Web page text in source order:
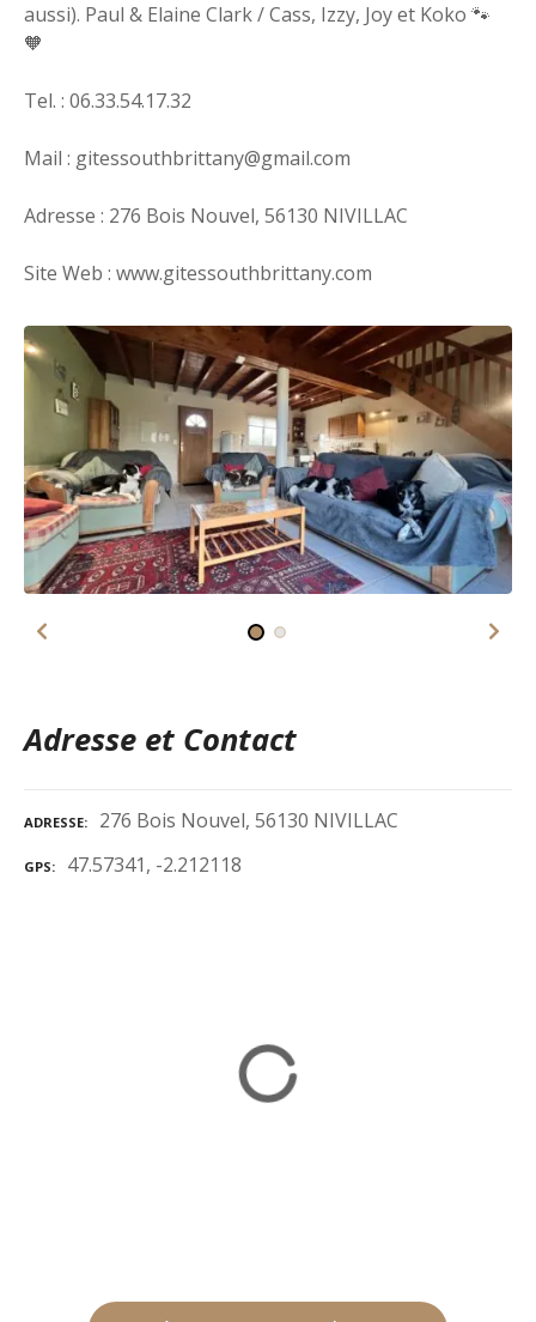
aussi). Paul & Elaine Clark / Cass, Izzy, Joy et Koko 🐾
🧡
Tel. : 06.33.54.17.32
Mail : gitessouthbrittany@gmail.com
Adresse : 276 Bois Nouvel, 56130 NIVILLAC
Site Web : www.gitessouthbrittany.com
Adresse et Contact
ADRESSE 276 Bois Nouvel, 56130 NIVILLAC
GPS 47.57341, -2.212118